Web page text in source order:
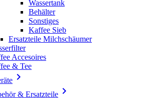
Wassertank
Behälter
Sonstiges
Kaffee Sieb
Ersatzteile Milchschäumer
Accesoires
& Tee

& Ersatzteile 